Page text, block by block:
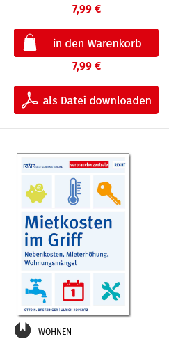
7,99 €
7,99 €
WOHNEN